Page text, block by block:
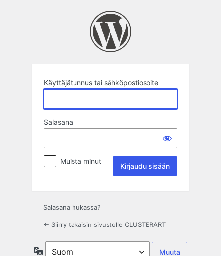
Käyttäjätunnus tai sähköpostiosoite
Salasana
Muista minut
Salasana hukassa?
← Siirry takaisin sivustolle CLUSTERART
Kieli